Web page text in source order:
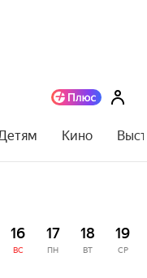
Кино
16
ВС
17
ПН
18
ВТ
19
СР